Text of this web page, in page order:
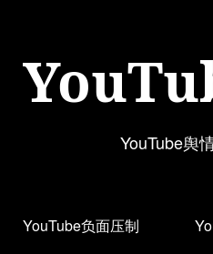
YouTube舆
YouTube负面压制